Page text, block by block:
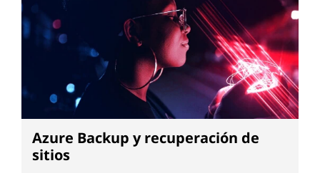
Azure Backup y recuperación de
sitios